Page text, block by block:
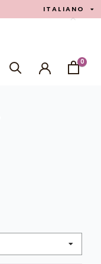
ITALIANO
0